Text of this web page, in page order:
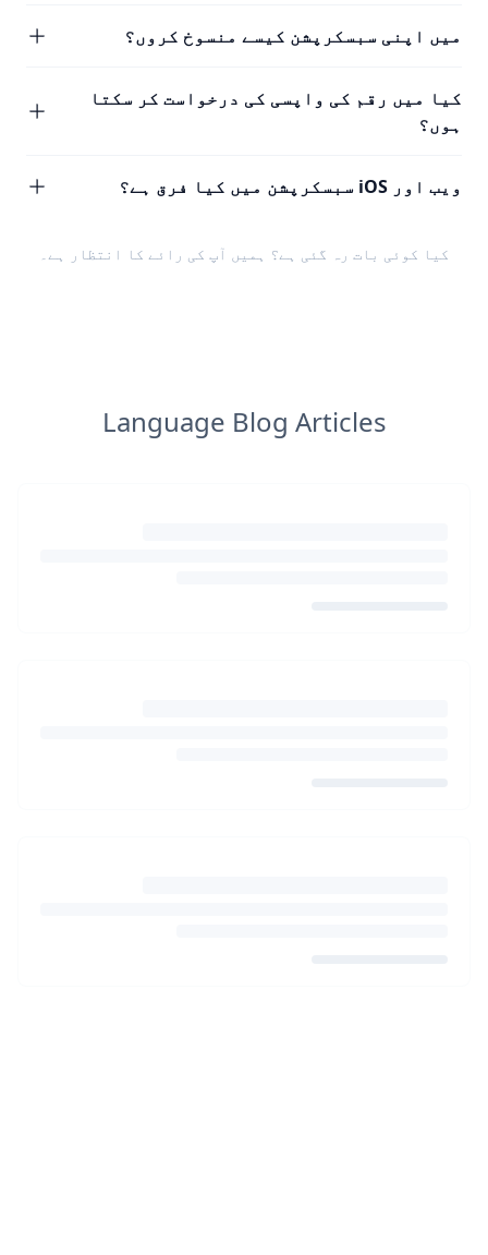
میں اپنی سبسکرپشن کیسے منسوخ کروں؟
کیا میں رقم کی واپسی کی درخواست کر سکتا
ہوں؟
ویب اور iOS سبسکرپشن میں کیا فرق ہے؟
کیا کوئی بات رہ گئی ہے؟ ہمیں آپ کی رائے کا انتظار ہے۔
Language Blog Articles